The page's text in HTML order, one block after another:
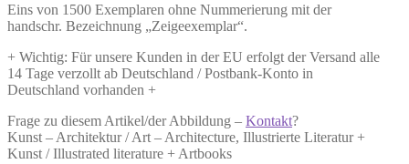
Eins von 1500 Exemplaren ohne Nummerierung mit der
handschr. Bezeichnung „Zeigeexemplar“.
+ Wichtig: Für unsere Kunden in der EU erfolgt der Versand alle
14 Tage verzollt ab Deutschland / Postbank-Konto in
Deutschland vorhanden +
Frage zu diesem Artikel/der Abbildung – Kontakt?
Kunst – Architektur / Art – Architecture, Illustrierte Literatur +
Kunst / Illustrated literature + Artbooks